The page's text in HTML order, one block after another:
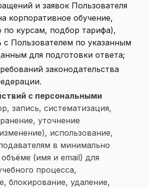
и заявок Пользователя
корпоративное обучение,
по курсам, подбор тарифа),
с Пользователем по указанным
для подготовки ответа;
законодательства
с персональными
запись, систематизация,
уточнение
использование,
в минимально
(имя и email) для
процесса,
блокирование, удаление,